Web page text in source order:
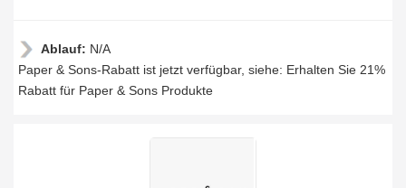
Ablauf: N/A
Paper & Sons-Rabatt ist jetzt verfügbar, siehe: Erhalten Sie 21%
Rabatt für Paper & Sons Produkte